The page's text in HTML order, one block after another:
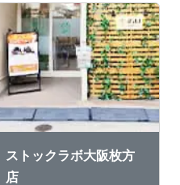
ストックラボ大阪枚方
店